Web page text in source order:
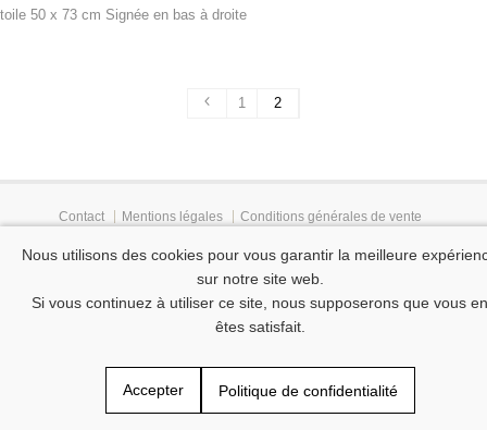
toile 50 x 73 cm Signée en bas à droite
1 2
Contact Mentions légales
Conditions générales de vente
Tous droits réservés © 2015-2025 Gallery Jacques Bailly
Nous utilisons des cookies pour vous garantir la meilleure
sur notre site web.
Si vous continuez à utiliser ce site, nous supposerons que vous en
êtes satisfait.
Accepter Politique de confidentialité